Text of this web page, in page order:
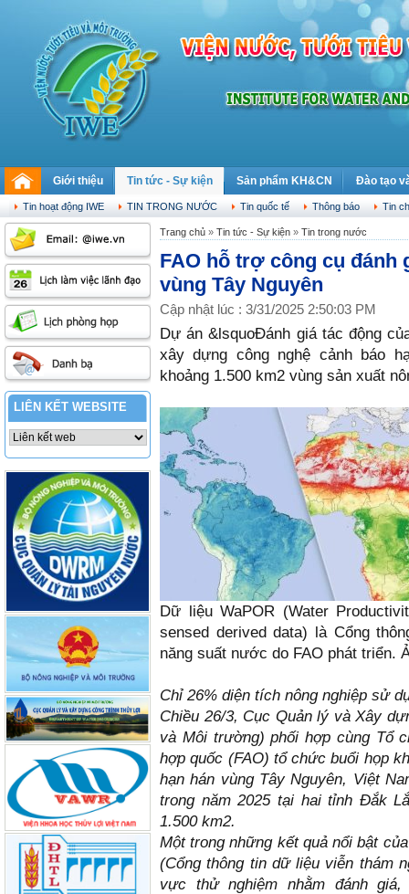
Giới thiệu Tin tức - Sự kiện Sản phẩm KH&CN Đào tạo
Tin hoạt động IWE TIN TRONG NƯỚC Tin quốc tế Thông báo Tin
Thứ năm, 06.08.2026
LIÊN KẾT WEBSITE
Trang chủ » Tin tức - Sự kiện » Tin trong nước
FAO hỗ trợ công cụ đánh
vùng Tây Nguyên
Cập nhật lúc : 3/31/2025 2:50:03 PM
Dự án &lsquoĐánh giá tác động
xây dựng công nghệ cảnh báo
khoảng 1.500 km2 vùng sản xuất
Dữ liệu WaPOR (Water
sensed derived data) là Cổng
năng suất nước do FAO phát triển.
Chỉ 26% diện tích nông nghiệp sử
Chiều 26/3, Cục Quản lý và Xây
và Môi trường) phối hợp cùng Tổ
hợp quốc (FAO) tổ chức buổi họp
hạn hán vùng Tây Nguyên, Việt
trong năm 2025 tại hai tỉnh Đắk
1.500 km2.
Một trong những kết quả nổi bật
(Cổng thông tin dữ liệu viễn thám
vực thử nghiệm nhằm đánh